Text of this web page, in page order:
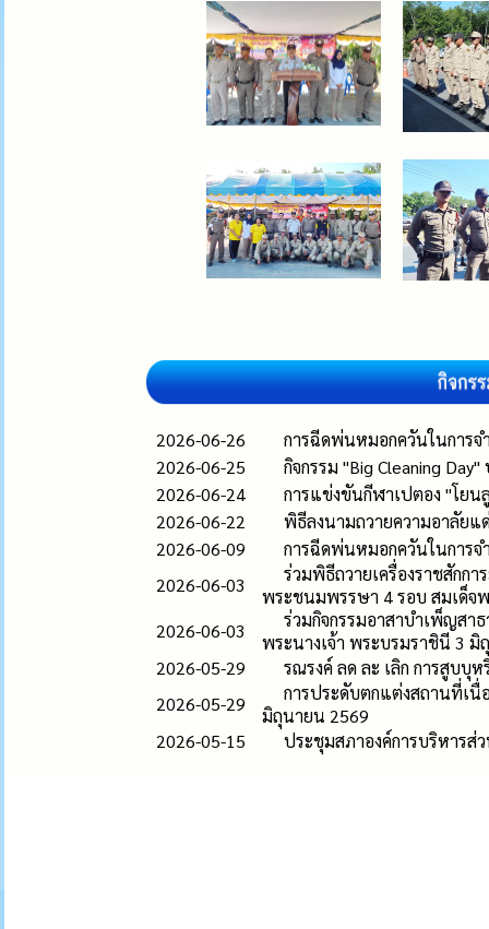
2026-06-26
การฉีดพ่นหมอกควันในการจ
2026-06-25
กิจกรรม "Big Cleaning
2026-06-24
การแข่งขันกีฬาเปตอง "โย
2026-06-22
พิธีลงนามถวายความอาลัยแ
2026-06-09
การฉีดพ่นหมอกควันในการจ
2026-06-03
ร่วมพิธีถวายเครื่องราชสักก
พระชนมพรรษา 4 รอบ สมเด็จ
2026-06-03
ร่วมกิจกรรมอาสาบำเพ็ญสา
พระนางเจ้า พระบรมราชินี 3 มิ
2026-05-29
รณรงค์ ลด ละ เลิก การสูบบุ
2026-05-29
การประดับตกแต่งสถานที่เนื่
มิถุนายน 2569
2026-05-15
ประชุมสภาองค์การบริหาร